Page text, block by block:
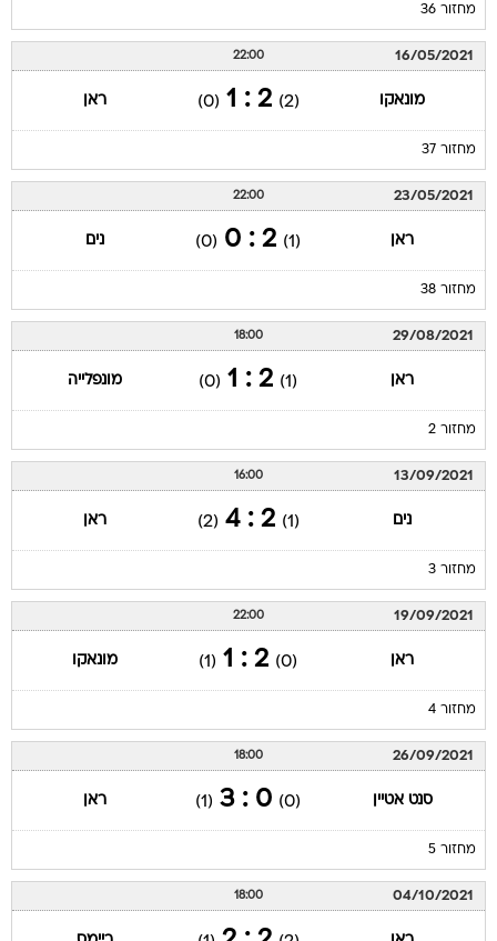
מחזור 36
16/05/2021
22:00
מונאקו (2)
2 : 1
(0) ראן
מחזור 37
23/05/2021
22:00
ראן (1)
2 : 0
(0) נים
מחזור 38
29/08/2021
18:00
ראן (1)
2 : 1
(0) מונפלייה
מחזור 2
13/09/2021
16:00
נים (1)
2 : 4
(2) ראן
מחזור 3
19/09/2021
22:00
ראן (0)
2 : 1
(1) מונאקו
מחזור 4
26/09/2021
18:00
סנט אטיין (0)
0 : 3
(1) ראן
מחזור 5
04/10/2021
18:00